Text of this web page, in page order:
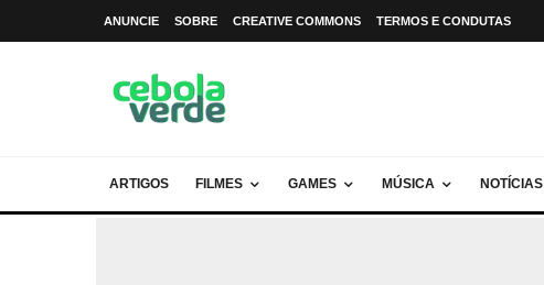
ANUNCIE SOBRE CREATIVE COMMONS TERMOS E CONDUTAS
ARTIGOS FILMES GAMES MÚSICA NOTÍCIAS